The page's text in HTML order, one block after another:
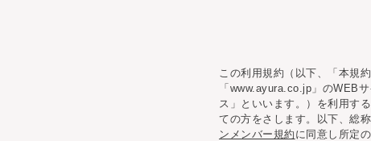
この利用規約（以下、「本規
「www.ayura.co.jp」のWEB
ス」といいます。）を利用す
ての方をさします。以下、総
ンメンバー規約 に同意し所定